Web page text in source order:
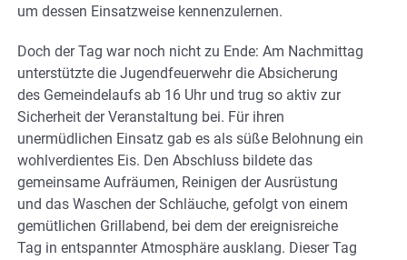
um dessen Einsatzweise kennenzulernen.
Doch der Tag war noch nicht zu Ende: Am Nachmittag
unterstützte die Jugendfeuerwehr die Absicherung
des Gemeindelaufs ab 16 Uhr und trug so aktiv zur
Sicherheit der Veranstaltung bei. Für ihren
unermüdlichen Einsatz gab es als süße Belohnung ein
wohlverdientes Eis. Den Abschluss bildete das
gemeinsame Aufräumen, Reinigen der Ausrüstung
und das Waschen der Schläuche, gefolgt von einem
gemütlichen Grillabend, bei dem der ereignisreiche
Tag in entspannter Atmosphäre ausklang. Dieser Tag